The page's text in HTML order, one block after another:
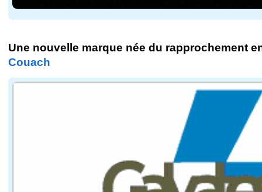
Une nouvelle marque née du rapprochement
Couach